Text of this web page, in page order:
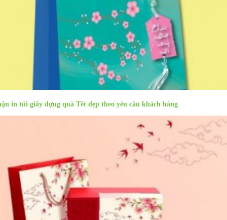
Sản phẩm cùng danh mục
in túi giấy đựng quà Tết đẹp theo yêu cầu khách hàng